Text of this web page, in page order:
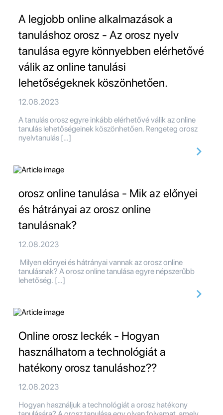
A legjobb online alkalmazások a
tanuláshoz orosz - Az orosz nyelv
tanulása egyre könnyebben elérhetővé
válik az online tanulási
lehetőségeknek köszönhetően.
12.08.2023
A tanulás orosz egyre inkább elérhetővé válik az online
tanulás lehetőségeinek köszönhetően. Rengeteg orosz
nyelvtanulás […]
orosz online tanulása - Mik az előnyei
és hátrányai az orosz online
tanulásnak?
12.08.2023
Milyen előnyei és hátrányai vannak az orosz online
tanulásnak? A orosz online tanulása egyre népszerűbb
lehetőség. […]
Online orosz leckék - Hogyan
használhatom a technológiát a
hatékony orosz tanuláshoz??
12.08.2023
Hogyan használjuk a technológiát a orosz hatékony